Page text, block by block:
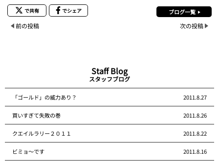
で共有 でシェア ブログ一覧
前の投稿 次の投稿
Staff Blog
スタッフブログ
「ゴールド」の威力あり？ 2011.8.27
買いすぎて失敗の巻 2011.8.26
クエイルラリー２０１１ 2011.8.22
ビミョ～です 2011.8.16